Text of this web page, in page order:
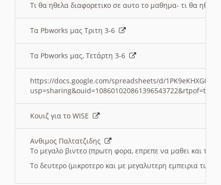
Τι θα ηθελα διαφορετικο σε αυτο το μαθημα- τι θα
Τα Pbworks μας Τριτη 3-6
Τα Pbworks μας, Τετάρτη 3-6
https://docs.google.com/spreadsheets/d/
Κουιζ για το WISE
Ανθιμος Παλτατζιδης
Το μεγαλο βιντεο (πρωτη φορα, επρεπε να μαθει και το
Το δευτερο (μικροτερο και με μεγαλυτερη εμπειρια